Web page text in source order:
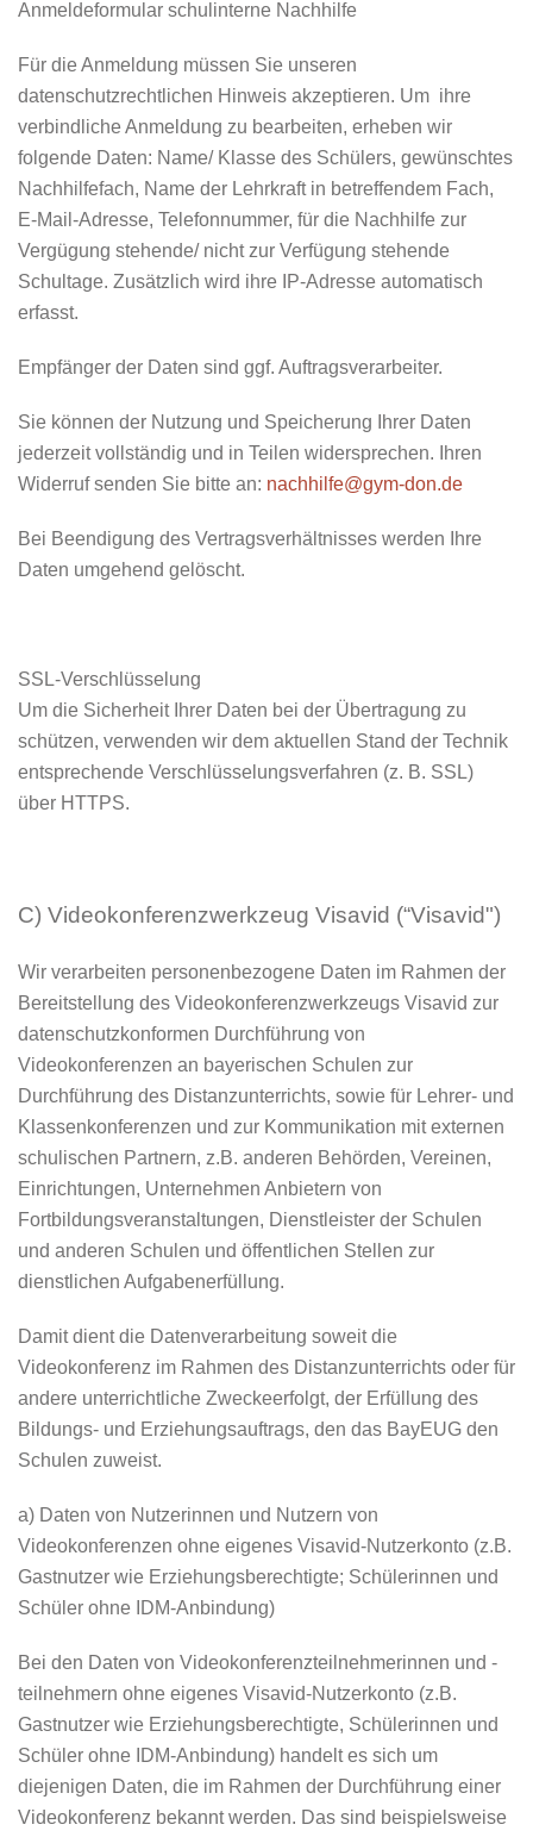
Anmeldeformular schulinterne Nachhilfe
Für die Anmeldung müssen Sie unseren
datenschutzrechtlichen Hinweis akzeptieren. Um ihre
verbindliche Anmeldung zu bearbeiten, erheben wir
folgende Daten: Name/ Klasse des Schülers, gewünschtes
Nachhilfefach, Name der Lehrkraft in betreffendem Fach,
E-Mail-Adresse, Telefonnummer, für die Nachhilfe zur
Vergügung stehende/ nicht zur Verfügung stehende
Schultage. Zusätzlich wird ihre IP-Adresse automatisch
erfasst.
Empfänger der Daten sind ggf. Auftragsverarbeiter.
Sie können der Nutzung und Speicherung Ihrer Daten
jederzeit vollständig und in Teilen widersprechen. Ihren
Widerruf senden Sie bitte an: nachhilfe@gym-don.de
Bei Beendigung des Vertragsverhältnisses werden Ihre
Daten umgehend gelöscht.
SSL-Verschlüsselung
Um die Sicherheit Ihrer Daten bei der Übertragung zu
schützen, verwenden wir dem aktuellen Stand der Technik
entsprechende Verschlüsselungsverfahren (z. B. SSL)
über HTTPS.
C) Videokonferenzwerkzeug Visavid (“Visavid")
Wir verarbeiten personenbezogene Daten im Rahmen der
Bereitstellung des Videokonferenzwerkzeugs Visavid zur
datenschutzkonformen Durchführung von
Videokonferenzen an bayerischen Schulen zur
Durchführung des Distanzunterrichts, sowie für Lehrer- und
Klassenkonferenzen und zur Kommunikation mit externen
schulischen Partnern, z.B. anderen Behörden, Vereinen,
Einrichtungen, Unternehmen Anbietern von
Fortbildungsveranstaltungen, Dienstleister der Schulen
und anderen Schulen und öffentlichen Stellen zur
dienstlichen Aufgabenerfüllung.
Damit dient die Datenverarbeitung soweit die
Videokonferenz im Rahmen des Distanzunterrichts oder für
andere unterrichtliche Zweckeerfolgt, der Erfüllung des
Bildungs- und Erziehungsauftrags, den das BayEUG den
Schulen zuweist.
a) Daten von Nutzerinnen und Nutzern von
Videokonferenzen ohne eigenes Visavid-Nutzerkonto (z.B.
Gastnutzer wie Erziehungsberechtigte; Schülerinnen und
Schüler ohne IDM-Anbindung)
Bei den Daten von Videokonferenzteilnehmerinnen und -
teilnehmern ohne eigenes Visavid-Nutzerkonto (z.B.
Gastnutzer wie Erziehungsberechtigte, Schülerinnen und
Schüler ohne IDM-Anbindung) handelt es sich um
diejenigen Daten, die im Rahmen der Durchführung einer
Videokonferenz bekannt werden. Das sind beispielsweise